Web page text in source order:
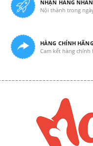
NHẬN HÀNG
Nội thành trong
HÀNG CHÍNH HÃNG
Cam kết hàng chính